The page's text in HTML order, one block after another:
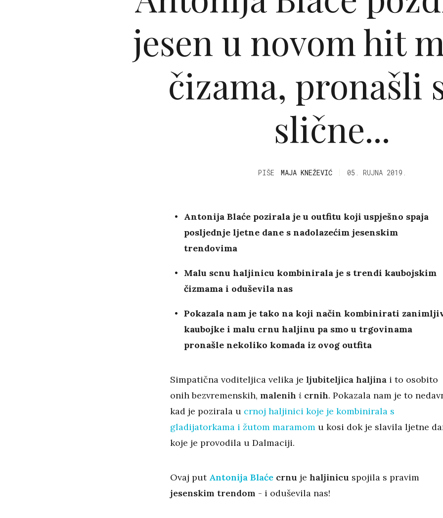
jesen u novom hit
čizama, pronašli
slične...
PIŠE MAJA KNEŽEVIĆ 05. RUJNA 2019.
Antonija Blaće pozirala je u outfitu koji uspješno spaja
posljednje ljetne dane s nadolazećim jesenskim
trendovima
Malu scnu haljinicu kombinirala je s trendi kaubojskim
čizmama i oduševila nas
Pokazala nam je tako na koji način kombinirati
kaubojke i malu crnu haljinu pa smo u trgovinama
pronašle nekoliko komada iz ovog outfita
Simpatična voditeljica velika je ljubiteljica haljina i to osobito
onih bezvremenskih, malenih i crnih. Pokazala nam je to
kad je pozirala u crnoj haljinici koje je kombinirala s
gladijatorkama i žutom maramomu kosi dok je slavila ljetne
koje je provodila u Dalmaciji.
Ovaj put Antonija Blaćecrnu je haljinicu spojila s pravim
jesenskim trendom - i oduševila nas!